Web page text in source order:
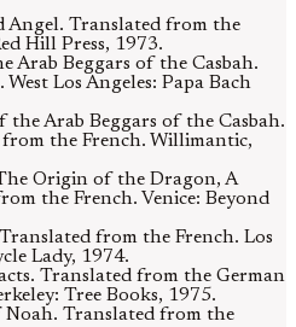
Angel. Translated from the
Hill Press, 1973.
Arab Beggars of the Casbah.
Los Angeles: Papa Bach
the Arab Beggars of the Casbah.
the French. Willimantic,
Origin of the Dragon, A
the French. Venice: Beyond
from the French. Los
Lady, 1974.
Translated from the German
Tree Books, 1975.
Translated from the